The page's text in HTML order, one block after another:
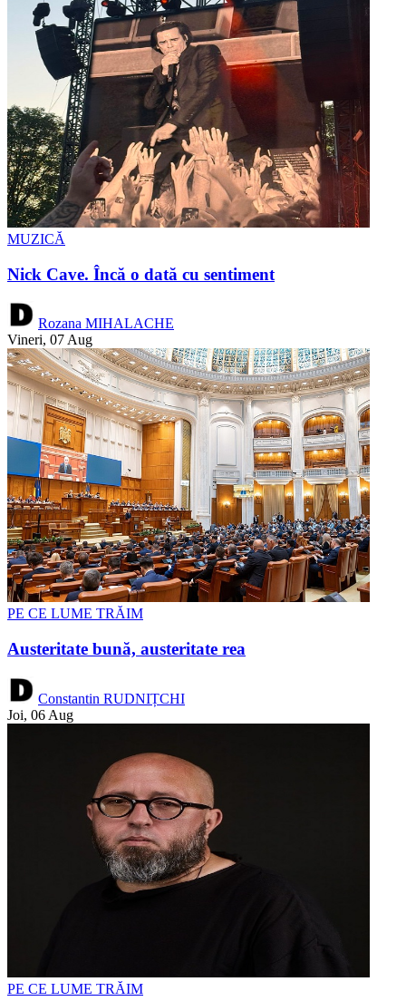
MUZICĂ
Nick Cave. Încă o dată cu sentiment
Rozana MIHALACHE
Vineri, 07 Aug
PE CE LUME TRĂIM
Austeritate bună, austeritate rea
Constantin RUDNIȚCHI
Joi, 06 Aug
PE CE LUME TRĂIM